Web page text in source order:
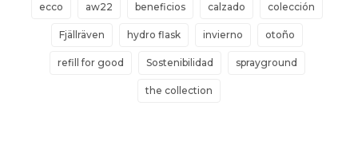
ecco aw22 beneficios calzado colección
Fjällräven hydro flask invierno otoño
refill for good Sostenibilidad sprayground
the collection